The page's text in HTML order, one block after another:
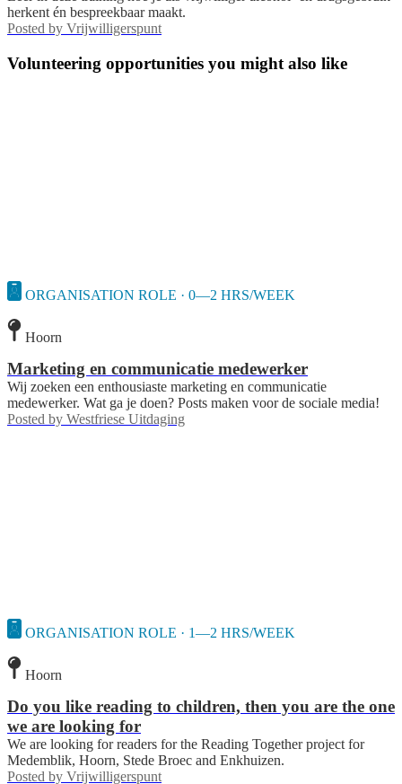
herkent én bespreekbaar maakt.
Posted by Vrijwilligerspunt
Volunteering opportunities you might also like
ORGANISATION ROLE · 0—2 HRS/WEEK
Hoorn
Marketing en communicatie medewerker
Wij zoeken een enthousiaste marketing en communicatie
medewerker. Wat ga je doen? Posts maken voor de sociale media!
Posted by Westfriese Uitdaging
ORGANISATION ROLE · 1—2 HRS/WEEK
Hoorn
Do you like reading to children, then you are the one
we are looking for
We are looking for readers for the Reading Together project for
Medemblik, Hoorn, Stede Broec and Enkhuizen.
Posted by Vrijwilligerspunt